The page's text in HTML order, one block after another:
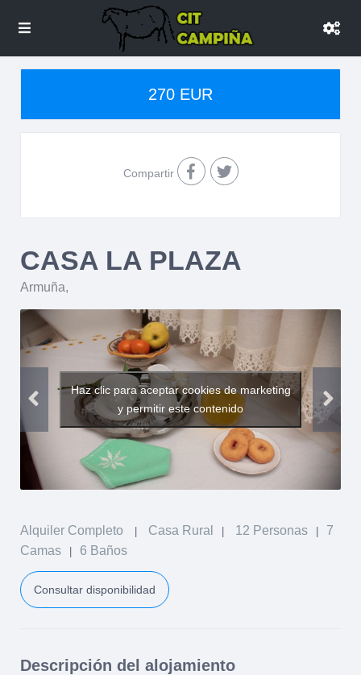
270 EUR
Compartir
CASA LA PLAZA
Armuña,
Haz clic para aceptar cookies de marketing
y permitir este contenido
Alquiler Completo Casa Rural 12 Personas
7
Camas
6 Baños
Consultar disponibilidad
Descripción del alojamiento